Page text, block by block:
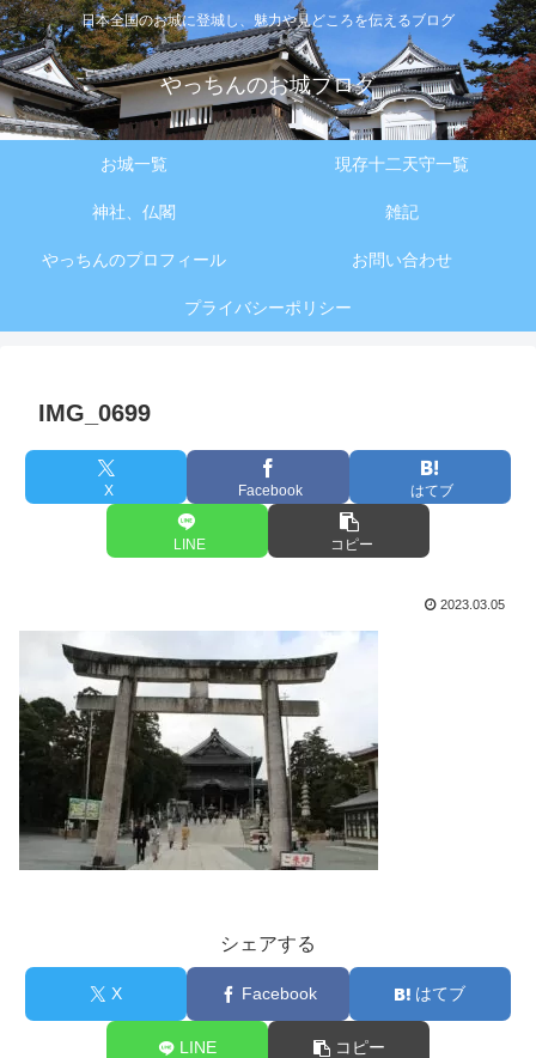
日本全国のお城に登城し、魅力や見どころを伝えるブログ
やっちんのお城ブログ
お城一覧 現存十二天守一覧
神社、仏閣 雑記
やっちんのプロフィール お問い合わせ
プライバシーポリシー
IMG_0699
X Facebook はてブ
LINE コピー
2023.03.05
シェアする
X Facebook はてブ
LINE コピー